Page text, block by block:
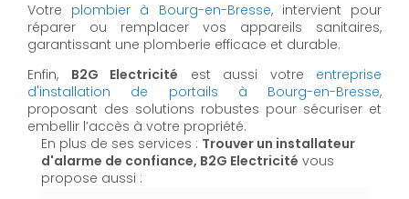
Votre plombier à Bourg-en-Bresse, intervient pour
réparer ou remplacer vos appareils sanitaires,
garantissant une plomberie efficace et durable.
Enfin, B2G Electricité est aussi votre entreprise
d'installation de portails à Bourg-en-Bresse,
proposant des solutions robustes pour sécuriser et
embellir l’accès à votre propriété.
En plus de ses services : Trouver un installateur
d'alarme de confiance, B2G Electricité vous
propose aussi :